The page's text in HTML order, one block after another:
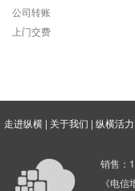
公司转账
上门交费
走进纵横 | 关于我们 | 纵横活力
销售：
《电